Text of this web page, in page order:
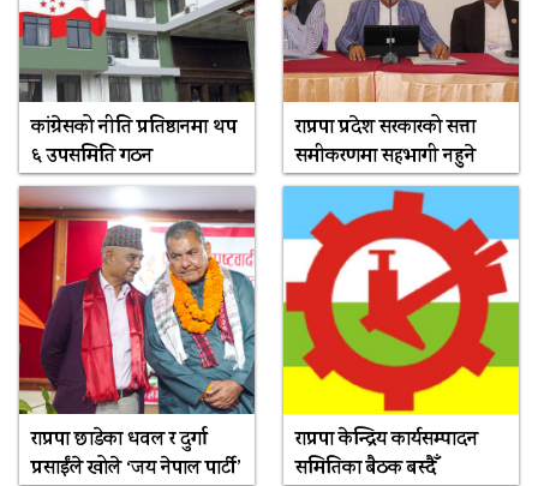
कांग्रेसको नीति प्रतिष्ठानमा थप
६ उपसमिति गठन
राप्रपा प्रदेश सरकारको सत्ता
समीकरणमा सहभागी नहुने
राप्रपा छाडेका धवल र दुर्गा
प्रसाईंले खोले ‘जय नेपाल पार्टी’
राप्रपा केन्द्रिय कार्यसम्पादन
समितिका बैठक बस्दैँ